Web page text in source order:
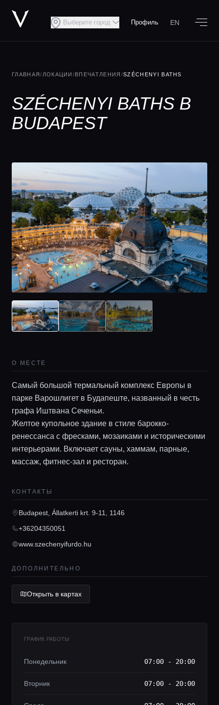
Главная
Локации
Консьерж сервис
Выберите город Профиль EN
ГЛАВНАЯ/ ЛОКАЦИИ /ВПЕЧАТЛЕНИЯ /SZÉCHENYI BATHS
SZÉCHENYI BATHS В
BUDAPEST
О МЕСТЕ
Самый большой термальный комплекс Европы в
парке Варошлигет в Будапеште, названный в честь
графа Иштвана Сеченьи.
Желтое купольное здание в стиле барокко-
ренессанса с фресками, мозаиками и историческими
интерьерами. Включает сауны, хаммам, парные,
массаж, фитнес-зал и ресторан.
КОНТАКТЫ
Budapest, Állatkerti krt. 9-11, 1146
+36204350051
www.szechenyifurdo.hu
ДОПОЛНИТЕЛЬНО
Открыть в картах
ГРАФИК РАБОТЫ
Понедельник 07:00 - 20:00
Вторник 07:00 - 20:00